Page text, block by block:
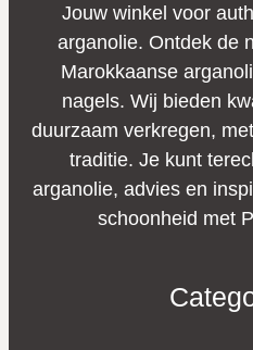
Jouw winkel voor
arganolie. Ontdek de
Marokkaanse
nagels. Wij bieden
duurzaam verkregen,
traditie. Je kunt
arganolie, advies en
schoonheid met